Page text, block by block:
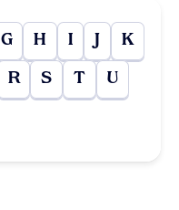
G H I J K
R S T U